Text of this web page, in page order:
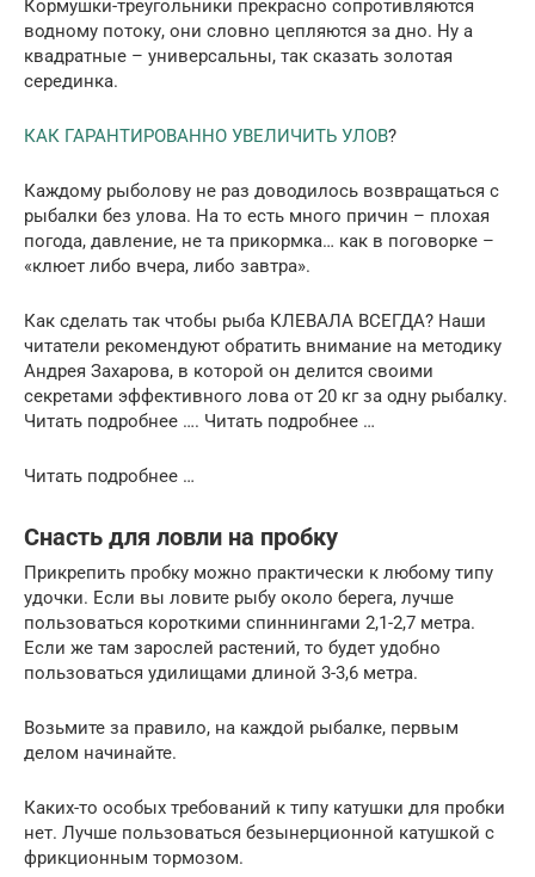
Кормушки-треугольники прекрасно сопротивляются
водному потоку, они словно цепляются за дно. Ну а
квадратные – универсальны, так сказать золотая
серединка.
КАК ГАРАНТИРОВАННО УВЕЛИЧИТЬ УЛОВ?
Каждому рыболову не раз доводилось возвращаться с
рыбалки без улова. На то есть много причин – плохая
погода, давление, не та прикормка… как в поговорке –
«клюет либо вчера, либо завтра».
Как сделать так чтобы рыба КЛЕВАЛА ВСЕГДА? Наши
читатели рекомендуют обратить внимание на методику
Андрея Захарова, в которой он делится своими
секретами эффективного лова от 20 кг за одну рыбалку.
Читать подробнее …. Читать подробнее …
Читать подробнее …
Снасть для ловли на пробку
Прикрепить пробку можно практически к любому типу
удочки. Если вы ловите рыбу около берега, лучше
пользоваться короткими спиннингами 2,1-2,7 метра.
Если же там зарослей растений, то будет удобно
пользоваться удилищами длиной 3-3,6 метра.
Возьмите за правило, на каждой рыбалке, первым
делом начинайте.
Каких-то особых требований к типу катушки для пробки
нет. Лучше пользоваться безынерционной катушкой с
фрикционным тормозом.